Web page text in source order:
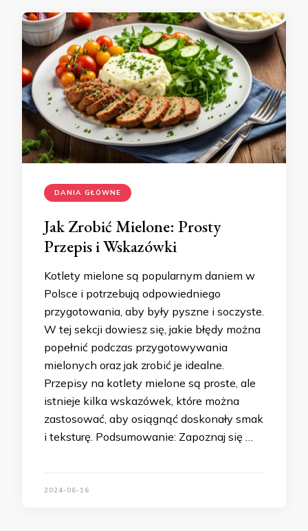
DANIA GŁÓWNE
Jak Zrobić Mielone: Prosty
Przepis i Wskazówki
Kotlety mielone są popularnym daniem w
Polsce i potrzebują odpowiedniego
przygotowania, aby były pyszne i soczyste.
W tej sekcji dowiesz się, jakie błędy można
popełnić podczas przygotowywania
mielonych oraz jak zrobić je idealne.
Przepisy na kotlety mielone są proste, ale
istnieje kilka wskazówek, które można
zastosować, aby osiągnąć doskonały smak
i teksturę. Podsumowanie: Zapoznaj się …
2024-06-16